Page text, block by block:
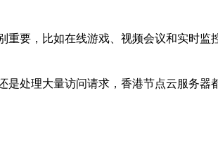
要，比如在线游戏、视频会议和实时监
处理大量访问请求，香港节点云服务器